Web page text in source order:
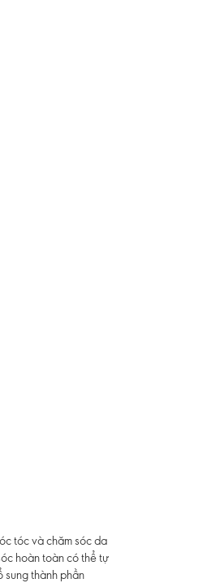
tóc và chăm sóc da
hoàn toàn có thể tự
thành phần